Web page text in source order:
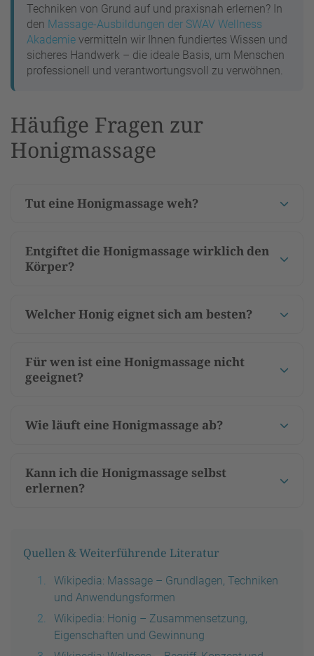
Techniken von Grund auf und praxisnah erlernen? In
den Massage-Ausbildungen der SWAV Wellness
Akademie vermitteln wir Ihnen fundiertes Wissen und
sicheres Handwerk – die ideale Basis, um Menschen
professionell und verantwortungsvoll zu verwöhnen.
Häufige Fragen zur
Honigmassage
Tut eine Honigmassage weh?
Entgiftet die Honigmassage wirklich den
Körper?
Welcher Honig eignet sich am besten?
Für wen ist eine Honigmassage nicht
geeignet?
Wie läuft eine Honigmassage ab?
Kann ich die Honigmassage selbst
erlernen?
Quellen & Weiterführende Literatur
Wikipedia: Massage – Grundlagen, Techniken
und Anwendungsformen
Wikipedia: Honig – Zusammensetzung,
Eigenschaften und Gewinnung